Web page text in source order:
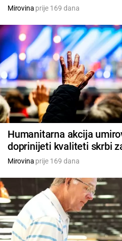
Mirovina prije 169 dana
Humanitarna akcija
doprinijeti kvaliteti skrbi
Mirovina prije 169 dana